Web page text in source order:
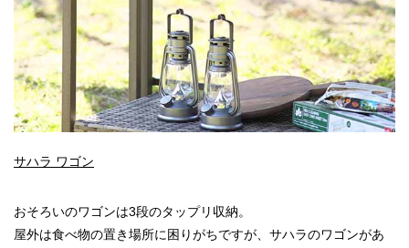
サハラ ワゴン
おそろいのワゴンは3段のタップリ収納。
屋外は食べ物の置き場所に困りがちですが、サハラのワゴンがあ